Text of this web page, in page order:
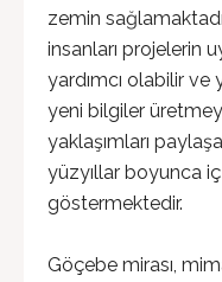
zemin
insanları projelerin
yardımcı olabilir
yeni bilgiler
yaklaşımları
yüzyıllar boyunca
göstermektedir.
Göçebe mirası,